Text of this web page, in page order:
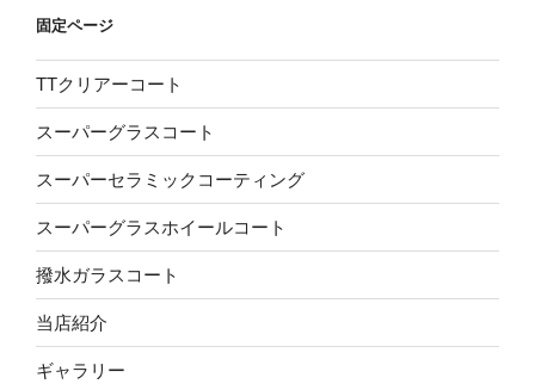
固定ページ
TTクリアーコート
スーパーグラスコート
スーパーセラミックコーティング
スーパーグラスホイールコート
撥水ガラスコート
当店紹介
ギャラリー